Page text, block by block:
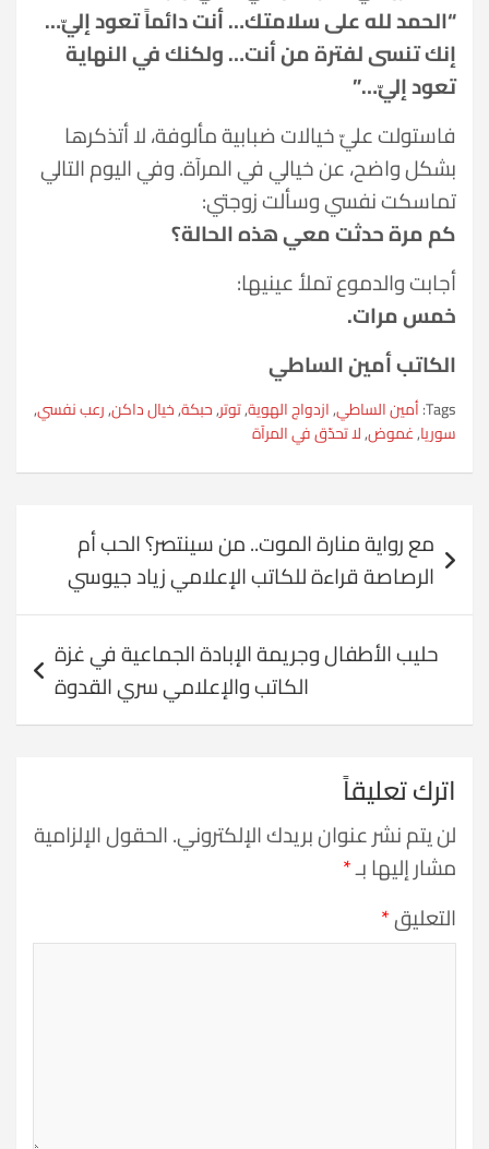
“الحمد لله على سلامتك… أنت دائماً تعود إليّ…
إنك تنسى لفترة من أنت… ولكنك في النهاية
تعود إليّ…”
فاستولت عليّ خيالات ضبابية مألوفة، لا أتذكرها
بشكل واضح، عن خيالي في المرآة. وفي اليوم التالي
تماسكت نفسي وسألت زوجتي:
كم مرة حدثت معي هذه الحالة؟
أجابت والدموع تملأ عينيها:
خمس مرات.
الكاتب أمين الساطي
Tags: أمين الساطي,ازدواج الهوية,توتر,حبكة,خيال داكن,رعب نفسي,
سوريا,غموض,لا تحدّق في المرآة
المقالات
مع رواية منارة الموت.. من سينتصر؟ الحب أم
الرصاصة قراءة للكاتب الإعلامي زياد جيوسي
حليب الأطفال وجريمة الإبادة الجماعية في غزة
الكاتب والإعلامي سري القدوة
اترك تعليقاً
لن يتم نشر عنوان بريدك الإلكتروني.الحقول الإلزامية
مشار إليها بـ*
التعليق*